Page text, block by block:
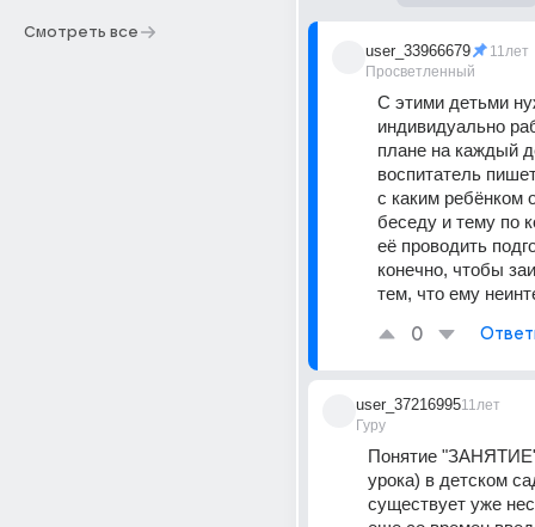
Смотреть все
user_33966679
Просветленный
11лет
С этими детьми
индивидуально
плане на каждый
воспитатель
с каким ребёнком
беседу и тему по
её проводить
конечно, чтобы
тем, что ему
0
user_37216995
Гуру
11лет
Понятие
урока) в детском
существует уже